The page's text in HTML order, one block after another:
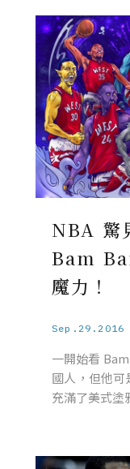
NBA 驚
Bam
魔力！
Sep.29.2016
一開始看
國人，但他
充滿了美式